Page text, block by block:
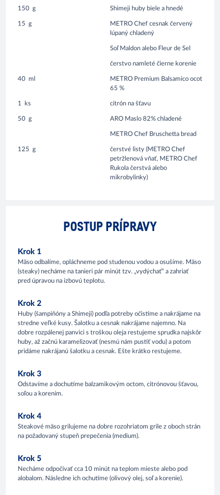
150 g Shimeji huby biele a hnedé
15 g
METRO Chef cesnak červený
lúpaný chladený
Soľ Maldon alebo Fleur de Sel
čerstvo namleté čierne korenie
40 ml
METRO Premium Balsamico ocot
65 %
1 ks citrón na šťavu
50 g ARO Maslo 82% chladené
METRO Chef Bruschetta bread
125 g
čerstvé listy (METRO Chef
petržlenová vňať, METRO Chef
Rukola čerstvá alebo
mikrobylinky)
POSTUP PRÍPRAVY
Krok 1
Mäso odbalíme, opláchneme pod studenou vodou a osušíme. Mäso
(steaky) necháme na tanieri pár minút tzv. „vydýchať“ a zahriať
pred úpravou na izbovú teplotu.
Krok 2
Huby (šampiňóny a Shimeji) podľa potreby očistíme a nakrájame na
stredne veľké kusy. Šalotku a cesnak nakrájame najemno. Na
dobre rozpálenej panvici s troškou oleja restujeme sprudka najskôr
huby, až začnú karamelizovať (nesmú nám pustiť vodu) a potom
pridáme nakrájanú šalotku a cesnak. Ešte krátko restujeme.
Krok 3
Odstavíme a dochutíme balzamikovým octom, citrónovou šťavou,
soľou a korením.
Krok 4
Steakové mäso grilujeme na dobre rozohriatom grile z oboch strán
na požadovaný stupeň prepečenia (medium).
Krok 5
Necháme odpočívať cca 10 minút na teplom mieste alebo pod
alobalom. Následne ich ochutíme (olivový olej, soľ a korenie).